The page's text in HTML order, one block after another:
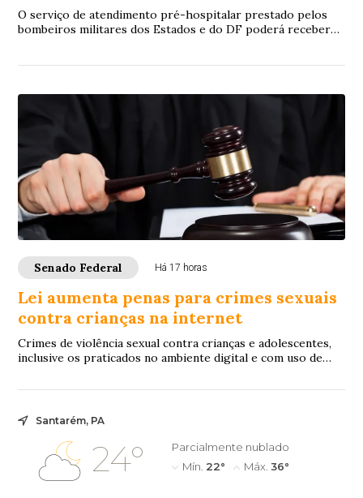
O serviço de atendimento pré-hospitalar prestado pelos
bombeiros militares dos Estados e do DF poderá receber
Senado Federal Há 17 horas
Lei aumenta penas para crimes sexuais
contra crianças na internet
Crimes de violência sexual contra crianças e adolescentes,
inclusive os praticados no ambiente digital e com uso de
Santarém, PA
24°
Parcialmente nublado
Mín. 22° Máx. 36°